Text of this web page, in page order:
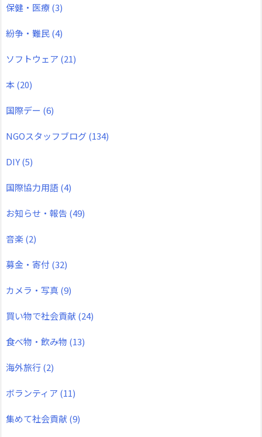
保健・医療(3)
紛争・難民(4)
ソフトウェア (21)
本(20)
国際デー (6)
NGOスタッフブログ(134)
DIY(5)
国際協力用語(4)
お知らせ・報告 (49)
音楽(2)
募金・寄付 (32)
カメラ・写真(9)
買い物で社会貢献 (24)
食べ物・飲み物 (13)
海外旅行(2)
ボランティア (11)
集めて社会貢献 (9)